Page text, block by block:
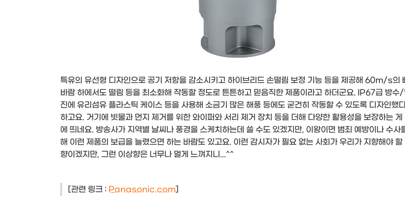
특유의 유선형 디자인으로 공기 저항을 감소시키고 하이브리드 손떨림 보정 기능 등을 제공해 60m/s의
바람 하에서도 떨림 등을 최소화해 작동할 정도로 튼튼하고 믿음직한 제품이라고 하더군요. IP67급 방수
진에 유리섬유 플라스틱 케이스 등을 사용해 소금기 많은 해풍 등에도 굳건히 작동할 수 있도록 디자인했
하고요. 거기에 빗물과 먼지 제거를 위한 와이퍼와 서리 제거 장치 등을 더해 다양한 활용성을 보장하는 게
에 띄네요. 방송사가 지역별 날씨나 풍경을 스케치하는데 쓸 수도 있겠지만, 이왕이면 범죄 예방이나 수사
해 이런 제품의 보급을 늘렸으면 하는 바람도 있고요. 이런 감시자가 필요 없는 사회가 우리가 지향해야 할
향이겠지만, 그런 이상향은 너무나 멀게 느껴지니...^^
[관련 링크 : Panasonic.com]